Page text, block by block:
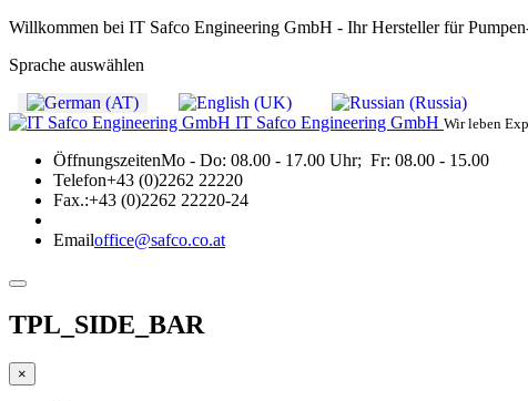
Willkommen bei IT Safco Engineering GmbH - Ihr Hersteller für
Sprache auswählen
IT Safco Engineering GmbH Wir leben
ÖffnungszeitenMo - Do: 08.00 - 17.00 Uhr; Fr: 08.00 - 15.00
Telefon+43 (0)2262 22220
Fax.:+43 (0)2262 22220-24
Emailoffice@safco.co.at
TPL_SIDE_BAR
×